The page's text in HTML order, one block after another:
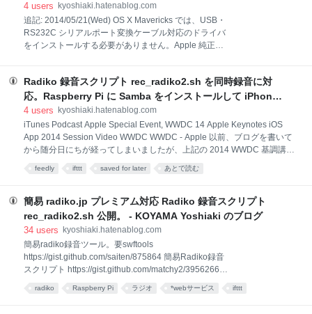
KOYAMA Yoshiaki のブログ
4 users
kyoshiaki.hatenablog.com
追記: 2014/05/21(Wed) OS X Mavericks では、USB・
RS232C シリアルポート変換ケーブル対応のドライバ
をインストールする必要がありません。Apple 純正の
s/Plugins/
/System/library/Extensions/IOUSBFamily.kext/Content
s/PlugIns $ ls AppleUSBCDC.kext
AppleUSBMergeNub.kext
AppleUSBCDCACMControl.kext AppleUSBOHCI.kext
AppleUSBCDCACMData.kext
Radiko 録音スクリプト rec_radiko2.sh を同時録音に対
応。Raspberry Pi に Samba をインストールして iPhone
と Mac で Raspberry Pi にアクセス。 - KOYAMA
Yoshiaki のブログ
4 users
kyoshiaki.hatenablog.com
iTunes Podcast Apple Special Event, WWDC 14 Apple Keynotes iOS
App 2014 Session Video WWDC WWDC - Apple 以前、ブログを書いて
から随分日にちが経ってしまいましたが、上記の 2014 WWDC 基調講
演、セッションビデオを見ました。一番の話題はプログラミング言語
Swift だと思います。 The Swift Programming Language The Swift
Objective-C Using Swift with Cocoa and Objective-C - Apple Inc. 上記
URL のブックを iPad で読み終えました。個人的な感想は次回にで
feedly ifttt saved for later あとで読む
簡易 radiko.jp プレミアム対応 Radiko 録音スクリプト
rec_radiko2.sh 公開。 - KOYAMA Yoshiaki のブログ
34 users
kyoshiaki.hatenablog.com
簡易radiko録音ツール。要swftools
https://gist.github.com/saiten/875864 簡易Radiko録音
スクリプト https://gist.github.com/matchy2/3956266
Radiko 録音スクリプト rec_radiko2.sh を作成してみ
radiko Raspberry Pi ラジオ *webサービス ifttt